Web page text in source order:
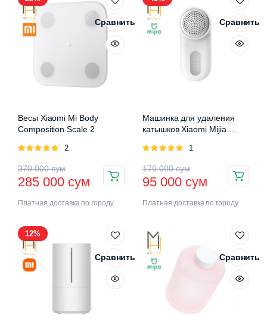
Сравнить
Весы Xiaomi Mi Body
Composition Scale 2
Оценка
2
370 000сум
285 000 сум
Платная доставка по городу
Сравнить
Машинка для удаления
катышков Xiaomi Mijia
Оценка
1
170 000сум
95 000 сум
Платная доставка по городу
12%
Сравнить Сравнить